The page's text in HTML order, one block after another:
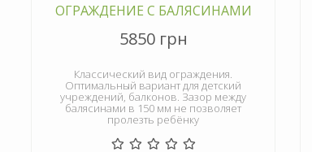
ОГРАЖДЕНИЕ С БАЛЯСИНАМИ
5850 грн
Классический вид ограждения.
Оптимальный вариант для детский
учреждений, балконов. Зазор между
балясинами в 150 мм не позволяет
пролезть ребёнку